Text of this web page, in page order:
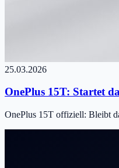
25.03.2026
OnePlus 15T: Startet
OnePlus 15T offiziell: Bleibt